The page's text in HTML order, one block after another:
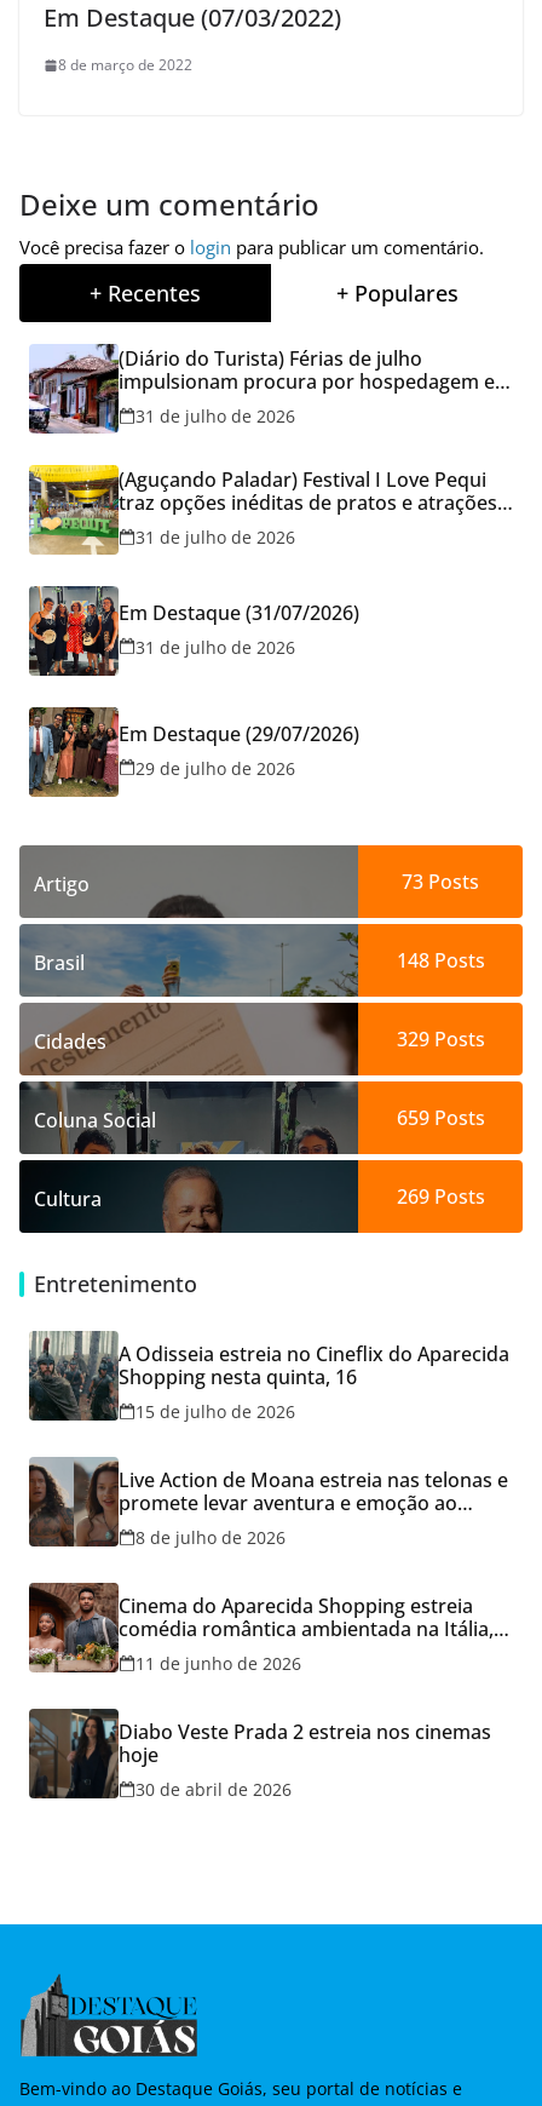
Em Destaque (07/03/2022)
8 de março de 2022
Deixe um comentário
Você precisa fazer o login para publicar um comentário.
+ Recentes + Populares
(Diário do Turista) Férias de julho
impulsionam procura por hospedagem em
Goiás e reforçam cuidados na hora de
reservar viagens
31 de julho de 2026
(Aguçando Paladar) Festival I Love Pequi
traz opções inéditas de pratos e atrações
gratuitas no fim de semana dos Pais em
Goiânia
31 de julho de 2026
Em Destaque (31/07/2026)
31 de julho de 2026
Em Destaque (29/07/2026)
29 de julho de 2026
Artigo 73 Posts
Brasil 148Posts
Cidades 329Posts
Coluna Social 659Posts
Cultura 269Posts
Entretenimento
A Odisseia estreia no Cineflix do Aparecida
Shopping nesta quinta, 16
15 de julho de 2026
Live Action de Moana estreia nas telonas e
promete levar aventura e emoção ao
Cineflix do Aparecida Shopping
8 de julho de 2026
Cinema do Aparecida Shopping estreia
comédia romântica ambientada na Itália,
hoje e lança promoção para o Dia dos
Namorados
11 de junho de 2026
Diabo Veste Prada 2 estreia nos cinemas
hoje
30 de abril de 2026
Bem-vindo ao Destaque Goiás, seu portal de notícias e